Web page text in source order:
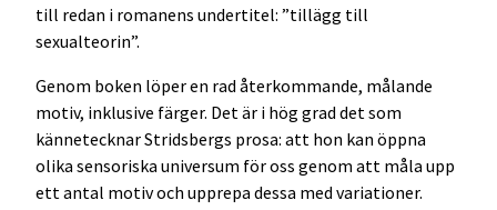
till redan i romanens undertitel: ”tillägg till
sexualteorin”.
Genom boken löper en rad återkommande, målande
motiv, inklusive färger. Det är i hög grad det som
kännetecknar Stridsbergs prosa: att hon kan öppna
olika sensoriska universum för oss genom att måla upp
ett antal motiv och upprepa dessa med variationer.